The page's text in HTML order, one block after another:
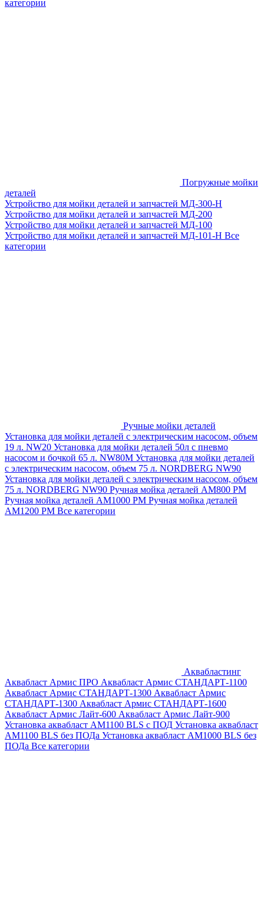
категории
Погружные мойки
деталей
Устройство для мойки деталей и запчастей МД-300-H
Устройство для мойки деталей и запчастей МД-200
Устройство для мойки деталей и запчастей МД-100
Устройство для мойки деталей и запчастей МД-101-Н Все
категории
Ручные мойки деталей
Установка для мойки деталей с электрическим насосом, объем
19 л. NW20 Установка для мойки деталей 50л с пневмо
насосом и бочкой 65 л. NW80M Установка для мойки деталей
с электрическим насосом, объем 75 л. NORDBERG NW90
Установка для мойки деталей с электрическим насосом, объем
75 л. NORDBERG NW90 Ручная мойка деталей АМ800 РМ
Ручная мойка деталей АМ1000 РМ Ручная мойка деталей
АМ1200 РМ Все категории
Аквабластинг
Аквабласт Армис ПРО Аквабласт Армис СТАНДАРТ-1100
Аквабласт Армис СТАНДАРТ-1300 Аквабласт Армис
СТАНДАРТ-1300 Аквабласт Армис СТАНДАРТ-1600
Аквабласт Армис Лайт-600 Аквабласт Армис Лайт-900
Установка аквабласт AM1100 BLS с ПОД Установка аквабласт
AM1100 BLS без ПОДа Установка аквабласт AM1000 BLS без
ПОДа Все категории